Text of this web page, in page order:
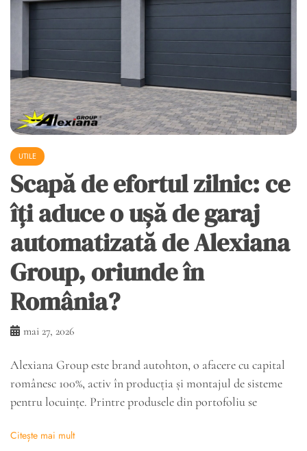
UTILE
Scapă de efortul zilnic: ce
îți aduce o ușă de garaj
automatizată de Alexiana
Group, oriunde în
România?
mai 27, 2026
Alexiana Group este brand autohton, o afacere cu capital
românesc 100%, activ în producția și montajul de sisteme
pentru locuințe. Printre produsele din portofoliu se
Citește mai mult